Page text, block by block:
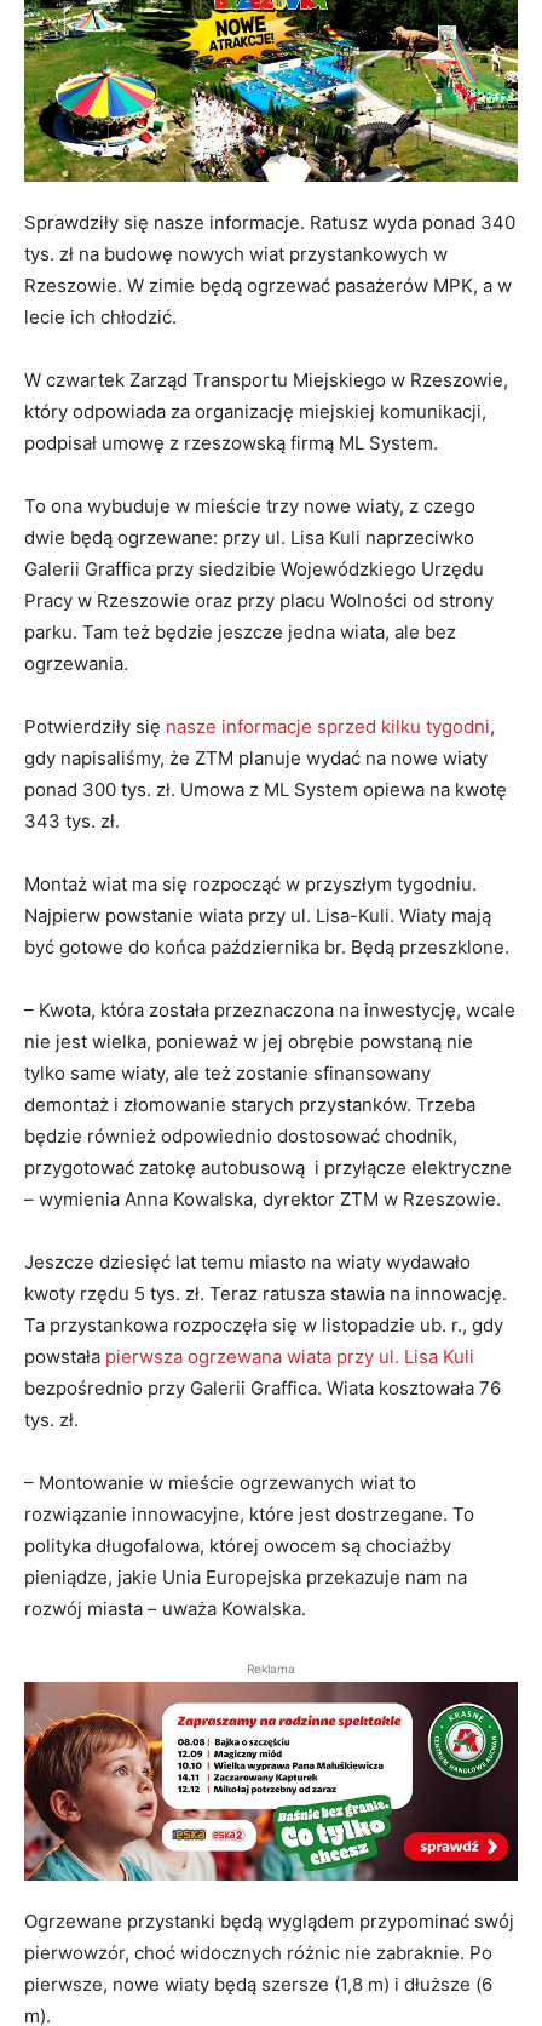
Sprawdziły się nasze informacje. Ratusz wyda ponad 340
tys. zł na budowę nowych wiat przystankowych w
Rzeszowie. W zimie będą ogrzewać pasażerów MPK, a w
lecie ich chłodzić.
W czwartek Zarząd Transportu Miejskiego w Rzeszowie,
który odpowiada za organizację miejskiej komunikacji,
podpisał umowę z rzeszowską firmą ML System.
To ona wybuduje w mieście trzy nowe wiaty, z czego
dwie będą ogrzewane: przy ul. Lisa Kuli naprzeciwko
Galerii Graffica przy siedzibie Wojewódzkiego Urzędu
Pracy w Rzeszowie oraz przy placu Wolności od strony
parku. Tam też będzie jeszcze jedna wiata, ale bez
ogrzewania.
Potwierdziły się nasze informacje sprzed kilku tygodni,
gdy napisaliśmy, że ZTM planuje wydać na nowe wiaty
ponad 300 tys. zł. Umowa z ML System opiewa na kwotę
343 tys. zł.
Montaż wiat ma się rozpocząć w przyszłym tygodniu.
Najpierw powstanie wiata przy ul. Lisa-Kuli. Wiaty mają
być gotowe do końca października br. Będą przeszklone.
– Kwota, która została przeznaczona na inwestycję, wcale
nie jest wielka, ponieważ w jej obrębie powstaną nie
tylko same wiaty, ale też zostanie sfinansowany
demontaż i złomowanie starych przystanków. Trzeba
będzie również odpowiednio dostosować chodnik,
przygotować zatokę autobusową i przyłącze elektryczne
– wymienia Anna Kowalska, dyrektor ZTM w Rzeszowie.
Jeszcze dziesięć lat temu miasto na wiaty wydawało
kwoty rzędu 5 tys. zł. Teraz ratusza stawia na innowację.
Ta przystankowa rozpoczęła się w listopadzie ub. r., gdy
powstała pierwsza ogrzewana wiata przy ul. Lisa Kuli
bezpośrednio przy Galerii Graffica. Wiata kosztowała 76
tys. zł.
– Montowanie w mieście ogrzewanych wiat to
rozwiązanie innowacyjne, które jest dostrzegane. To
polityka długofalowa, której owocem są chociażby
pieniądze, jakie Unia Europejska przekazuje nam na
rozwój miasta – uważa Kowalska.
Reklama
Ogrzewane przystanki będą wyglądem przypominać swój
pierwowzór, choć widocznych różnic nie zabraknie. Po
pierwsze, nowe wiaty będą szersze (1,8 m) i dłuższe (6
m).